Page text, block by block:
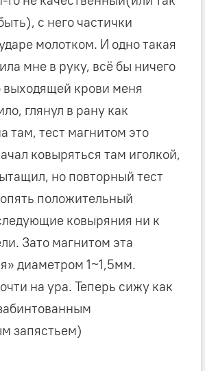
с него частички
молотком. И одно такая
мне в руку, всё бы ничего
выходящей крови меня
глянул в рану как
там, тест магнитом это
ковыряться там иголкой,
но повторный тест
положительный
ковыряния ни к
Зато магнитом эта
диаметром 1~1,5мм.
на ура. Теперь сижу как
запястьем)